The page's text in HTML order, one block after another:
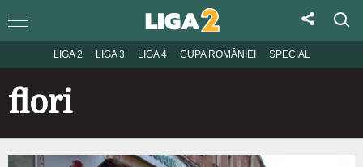
LIGA 2 LIGA 3 LIGA 4 CUPA ROMÂNIEI SPECIAL
flori